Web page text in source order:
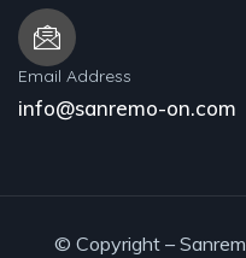
Email Address
info@sanremo-on.com
© Copyright –